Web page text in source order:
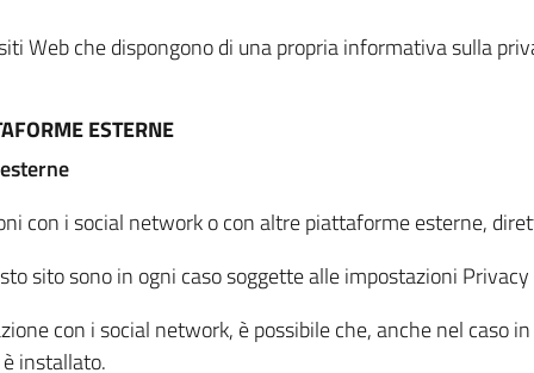
Web che dispongono di una propria informativa sulla
ESTERNE
con i social network o con altre piattaforme esterne,
sito sono in ogni caso soggette alle impostazioni
con i social network, è possibile che, anche nel caso
installato.